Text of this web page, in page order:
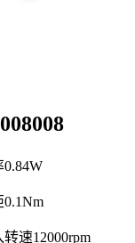
0.84W
0.1Nm
转速12000rpm